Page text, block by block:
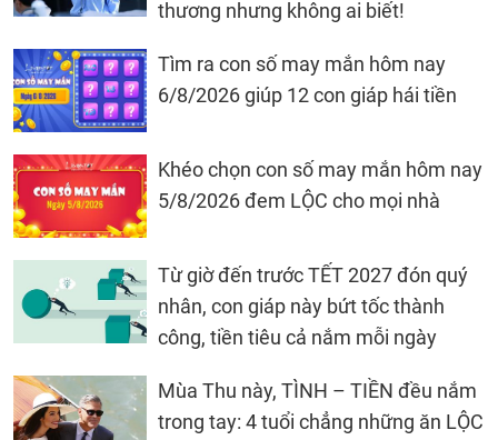
thương nhưng không ai biết!
Tìm ra con số may mắn hôm nay
6/8/2026 giúp 12 con giáp hái tiền
Khéo chọn con số may mắn hôm nay
5/8/2026 đem LỘC cho mọi nhà
Từ giờ đến trước TẾT 2027 đón quý
nhân, con giáp này bứt tốc thành
công, tiền tiêu cả nắm mỗi ngày
Mùa Thu này, TÌNH – TIỀN đều nắm
trong tay: 4 tuổi chẳng những ăn LỘC